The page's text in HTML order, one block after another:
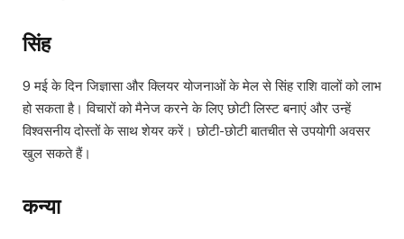
सिंह
9 मई के दिन जिज्ञासा और क्लियर योजनाओं के मेल से सिंह राशि वालों को लाभ
हो सकता है। विचारों को मैनेज करने के लिए छोटी लिस्ट बनाएं और उन्हें
विश्वसनीय दोस्तों के साथ शेयर करें। छोटी-छोटी बातचीत से उपयोगी अवसर
खुल सकते हैं।
कन्या